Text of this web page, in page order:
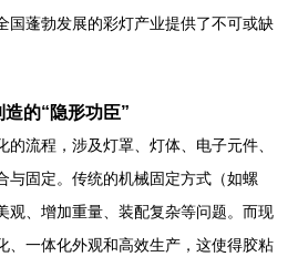
国蓬勃发展的彩灯产业提供了不可或缺
的“隐形功臣”
的流程，涉及灯罩、灯体、电子元件、
与固定。传统的机械固定方式（如螺
观、增加重量、装配复杂等问题。而现
、一体化外观和高效生产，这使得胶粘